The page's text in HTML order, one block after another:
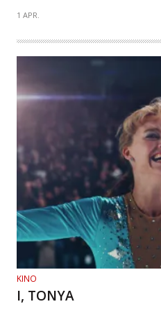
1 APR.
KINO
I, TONYA